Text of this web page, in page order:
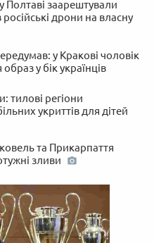
Полтаві заарештували
російські дрони на власну
у Кракові чоловік
образ у бік українців
тилові регіони
укриттів для дітей
та Прикарпаття
зливи